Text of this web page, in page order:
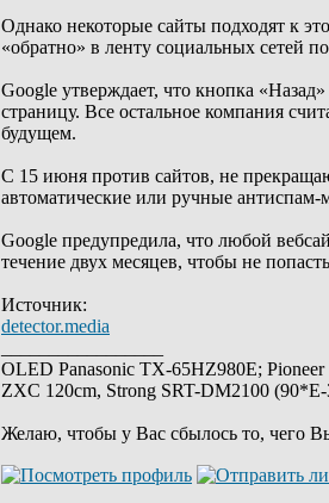
Однако некоторые сайты подходят к
«обратно» в ленту социальных сетей
Google утверждает, что кнопка
страницу. Все остальное компания
будущем.
С 15 июня против сайтов, не
автоматические или ручные
Google предупредила, что любой
течение двух месяцев, чтобы не
Источник:
detector.media
OLED Panasonic TX-65HZ980E;
ZXC 120cm, Strong SRT-DM2100
Желаю, чтобы у Вас сбылось то, чего